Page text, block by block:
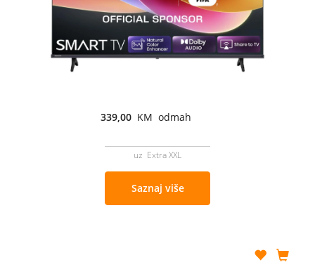
339,00 KM odmah
uz Extra XXL
Saznaj više